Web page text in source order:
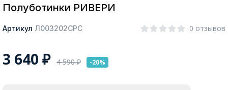
Полуботинки РИВЕРИ
Артикул Л003202СРС 0 отзывов
3 640 ₽ 4 590₽ -20%